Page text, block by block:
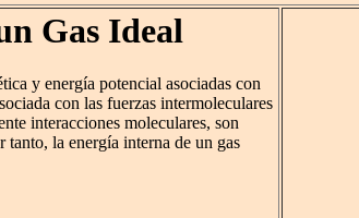
Gas Ideal
y energía potencial asociadas con
con las fuerzas intermoleculares
interacciones moleculares, son
tanto, la energía interna de un gas